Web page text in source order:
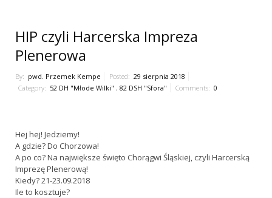
HIP czyli Harcerska Impreza
Plenerowa
By: pwd. Przemek Kempe Posted: 29 sierpnia 2018
Category: 52 DH "Młode Wilki" , 82 DSH "Sfora" Comments: 0
Hej hej! Jedziemy!
A gdzie? Do Chorzowa!
A po co? Na największe święto Chorągwi Śląskiej, czyli Harcerską
Imprezę Plenerową!
Kiedy? 21-23.09.2018
Ile to kosztuje?